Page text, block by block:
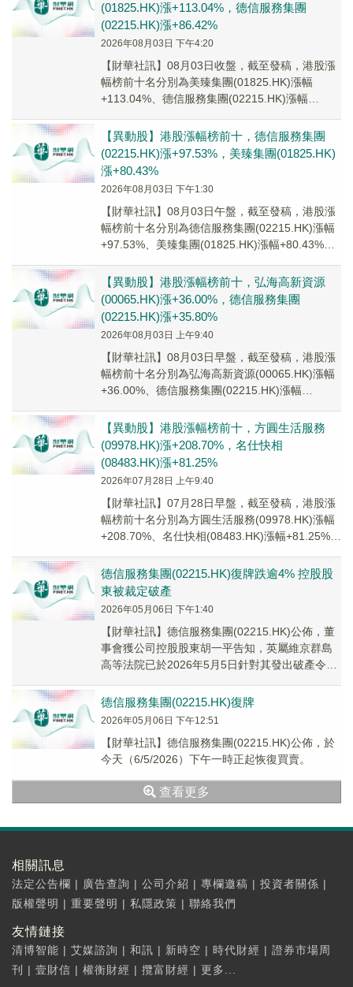
(01825.HK)漲+113.04%，德信服務集團
(02215.HK)漲+86.42%
2026年08月03日 下午4:20
【財華社訊】08月03日收盤，截至發稿，港股漲
幅榜前十名分別為美臻集團(01825.HK)漲幅
+113.04%、德信服務集團(02215.HK)漲幅
【異動股】港股漲幅榜前十，德信服務集團
(02215.HK)漲+97.53%，美臻集團(01825.HK)
漲+80.43%
2026年08月03日 下午1:30
【財華社訊】08月03日午盤，截至發稿，港股漲
幅榜前十名分別為德信服務集團(02215.HK)漲幅
+97.53%、美臻集團(01825.HK)漲幅+80.43%、
【異動股】港股漲幅榜前十，弘海高新資源
(00065.HK)漲+36.00%，德信服務集團
(02215.HK)漲+35.80%
2026年08月03日 上午9:40
【財華社訊】08月03日早盤，截至發稿，港股漲
幅榜前十名分別為弘海高新資源(00065.HK)漲幅
+36.00%、德信服務集團(02215.HK)漲幅
【異動股】港股漲幅榜前十，方圓生活服務
(09978.HK)漲+208.70%，名仕快相
(08483.HK)漲+81.25%
2026年07月28日 上午9:40
【財華社訊】07月28日早盤，截至發稿，港股漲
幅榜前十名分別為方圓生活服務(09978.HK)漲幅
+208.70%、名仕快相(08483.HK)漲幅+81.25%、
德信服務集團(02215.HK)復牌跌逾4% 控股股
東被裁定破產
2026年05月06日 下午1:40
【財華社訊】德信服務集團(02215.HK)公佈，董
事會獲公司控股股東胡一平告知，英屬維京群島
高等法院已於2026年5月5日針對其發出破產令，
德信服務集團(02215.HK)復牌
2026年05月06日 下午12:51
【財華社訊】德信服務集團(02215.HK)公佈，於
今天（6/5/2026）下午一時正起恢復買賣。
查看更多
相關訊息
法定公告欄 | 廣告查詢 | 公司介紹 | 專欄邀稿 | 投資者關係 |
版權聲明 | 重要聲明 | 私隱政策 | 聯絡我們
友情鏈接
清博智能 | 艾媒諮詢 | 和訊 | 新時空 | 時代財經 | 證券市場周
刊
| 壹財信 | 權衡財經 | 攬富財經 | 更多...